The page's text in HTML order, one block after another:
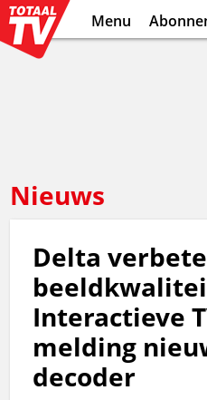
Menu
Nieuws
Delta
Interactieve
melding
decoder